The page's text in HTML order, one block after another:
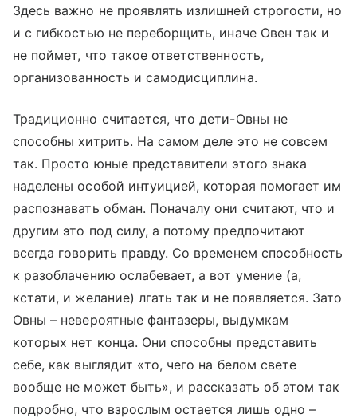
Здесь важно не проявлять излишней строгости, но
и с гибкостью не переборщить, иначе Овен так и
не поймет, что такое ответственность,
организованность и самодисциплина.
Традиционно считается, что дети-Овны не
способны хитрить. На самом деле это не совсем
так. Просто юные представители этого знака
наделены особой интуицией, которая помогает им
распознавать обман. Поначалу они считают, что и
другим это под силу, а потому предпочитают
всегда говорить правду. Со временем способность
к разоблачению ослабевает, а вот умение (а,
кстати, и желание) лгать так и не появляется. Зато
Овны – невероятные фантазеры, выдумкам
которых нет конца. Они способны представить
себе, как выглядит «то, чего на белом свете
вообще не может быть», и рассказать об этом так
подробно, что взрослым остается лишь одно –